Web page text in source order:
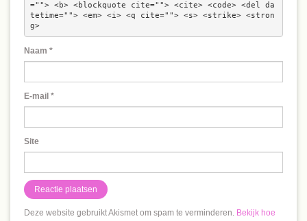
=""> <b> <blockquote cite=""> <cite> <code> <del da
tetime=""> <em> <i> <q cite=""> <s> <strike> <stron
g>
Naam *
E-mail *
Site
Deze website gebruikt Akismet om spam te verminderen. Bekijk hoe